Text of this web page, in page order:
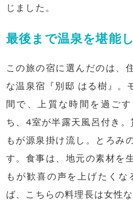
じました。
最後まで温泉を堪能
この旅の宿に選んだのは、
な温泉宿『別邸 はる樹』。
間で、上質な時間を過ご
ち、4室が半露天風呂付き
もが源泉掛け流し。とろみ
す。食事は、地元の素材を
もが歓喜の声を上げたく
ば、こちらの料理長は女性